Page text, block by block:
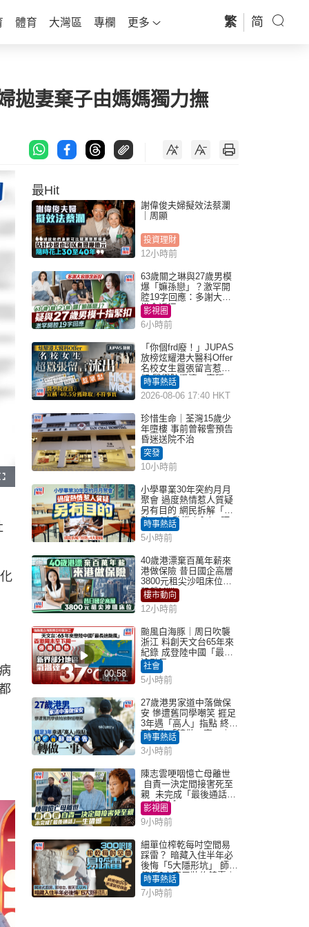
體育 大灣區 專欄 更多 繁 简
拋妻棄子由媽媽獨力撫
F
u
e
最Hit
謝偉俊夫婦擬效法蔡瀾
｜周顯
投資理財
12小時前
63歲關之琳與27歲男模
爆「嫲孫戀」？激罕開
腔19字回應：多謝大家
掛念近況
影視圈
6小時前
「你個frd廢！」JUPAS
放榜炫耀港大醫科Offer
名校女生囂張留言惹眾
怒 醫學院澄清：宣稱
「40.5分獲錄取」不符事
實｜Juicy叮
時事熱話
2026-08-06 17:40 HKT
珍惜生命｜荃灣15歲少
年墮樓 事前曾報警預告
昏迷送院不治
突發
10小時前
小學畢業30年突約月月
聚會 過度熱情惹人質疑
另有目的 網民拆解「扮
熟」4大動機｜Juicy叮
時事熱話
5小時前
40歲港漂棄百萬年薪來
港做保險 昔日國企高層
3800元租尖沙咀床位｜
租盤Million
樓市動向
12小時前
00:58
颱風白海豚｜周日吹襲
浙江 料創天文台65年來
紀錄 成登陸中國「最長
途颱風」
社會
5小時前
27歲港男家道中落做保
安 慘遭舊同學嘲笑 捱足
3年遇「高人」指點 終辭
職宣告「轉做一事」｜
Juicy叮
時事熱話
3小時前
陳志雲哽咽憶亡母離世
自責一決定間接害死至
親 未完成「最後通話」
一生遺憾
影視圈
9小時前
細單位榨乾每吋空間易
踩雷？ 暗藏入住半年必
後悔「5大隱形坑」 師傅
傳授6字家居裝修錦囊｜
Juicy叮
時事熱話
7小時前